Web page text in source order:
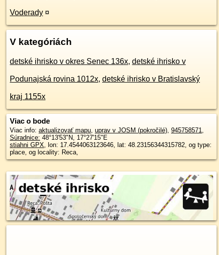
Voderady ¤
V kategóriách
detské ihrisko v okres Senec 136x, detské ihrisko v
Podunajská rovina 1012x, detské ihrisko v Bratislavský
kraj 1155x
Viac o bode
Viac info: aktualizovať mapu, uprav v JOSM (pokročilé), 945758571,
Súradnice: 48°13'53"N, 17°27'15"E
stiahni GPX, lon: 17.4544063123646, lat: 48.23156344315782, og type:
place, og locality: Reca,